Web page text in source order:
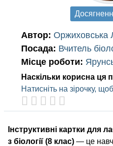
Автор: Оржиховська
Посада: Вчитель
Місце роботи:
Наскільки корисна ця
Натисніть на зірочку,
Інструктивні картки для
з біології (8 клас) — це